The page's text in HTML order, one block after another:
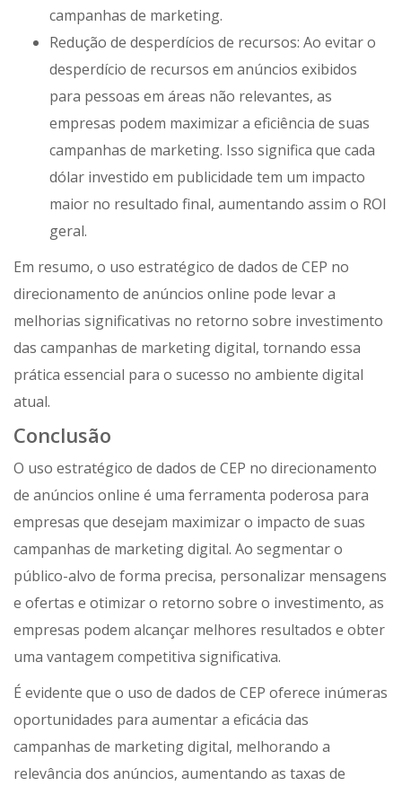
campanhas de marketing.
Redução de desperdícios de recursos: Ao evitar o
desperdício de recursos em anúncios exibidos
para pessoas em áreas não relevantes, as
empresas podem maximizar a eficiência de suas
campanhas de marketing. Isso significa que cada
dólar investido em publicidade tem um impacto
maior no resultado final, aumentando assim o ROI
geral.
Em resumo, o uso estratégico de dados de CEP no
direcionamento de anúncios online pode levar a
melhorias significativas no retorno sobre investimento
das campanhas de marketing digital, tornando essa
prática essencial para o sucesso no ambiente digital
atual.
Conclusão
O uso estratégico de dados de CEP no direcionamento
de anúncios online é uma ferramenta poderosa para
empresas que desejam maximizar o impacto de suas
campanhas de marketing digital. Ao segmentar o
público-alvo de forma precisa, personalizar mensagens
e ofertas e otimizar o retorno sobre o investimento, as
empresas podem alcançar melhores resultados e obter
uma vantagem competitiva significativa.
É evidente que o uso de dados de CEP oferece inúmeras
oportunidades para aumentar a eficácia das
campanhas de marketing digital, melhorando a
relevância dos anúncios, aumentando as taxas de